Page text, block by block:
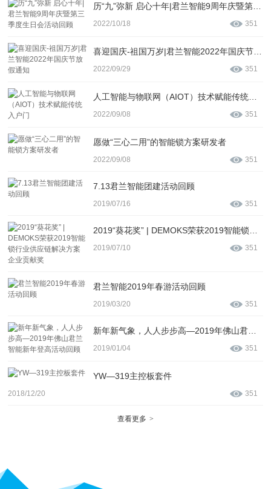
历“九”弥新 启心十年|君兰智能9周年庆暨第三季度生日会活动回顾
2022/10/18 351
喜迎国庆-祖国万岁|君兰智能2022年国庆节放假通知
2022/09/29 351
人工智能与物联网（AIOT）技术赋能传统入户门
2022/09/08 351
愿做“三心二用”的智能锁方案研发者
2022/09/08 351
7.13君兰智能团建活动回顾
2019/07/16 351
2019/07/10 351
君兰智能2019年春游活动回顾
2019/03/20 351
新年新气象，人人步步高—2019年佛山君兰智能新年登高活动回顾
2019/01/04 351
YW—319主控板套件
2018/12/20 351
查看更多 >